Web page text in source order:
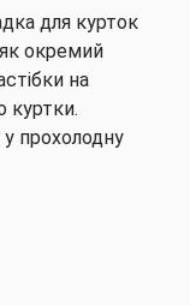
для курток
окремий
на
куртки.
прохолодну